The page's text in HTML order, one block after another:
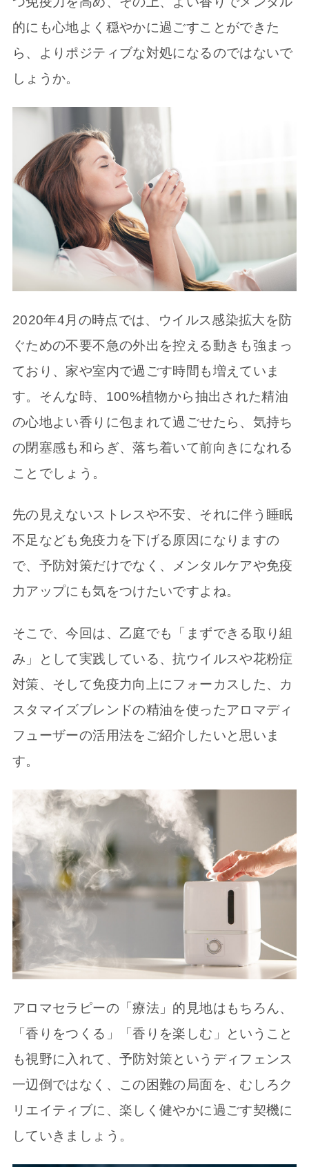
的にも心地よく穏やかに過ごすことができた
ら、よりポジティブな対処になるのではないで
しょうか。
2020年4月の時点では、ウイルス感染拡大を防
ぐための不要不急の外出を控える動きも強まっ
ており、家や室内で過ごす時間も増えていま
す。そんな時、100%植物から抽出された精油
の心地よい香りに包まれて過ごせたら、気持ち
の閉塞感も和らぎ、落ち着いて前向きになれる
ことでしょう。
先の見えないストレスや不安、それに伴う睡眠
不足なども免疫力を下げる原因になりますの
で、予防対策だけでなく、メンタルケアや免疫
力アップにも気をつけたいですよね。
そこで、今回は、乙庭でも「まずできる取り組
み」として実践している、抗ウイルスや花粉症
対策、そして免疫力向上にフォーカスした、カ
スタマイズブレンドの精油を使ったアロマディ
フューザーの活用法をご紹介したいと思いま
す。
アロマセラピーの「療法」的見地はもちろん、
「香りをつくる」「香りを楽しむ」ということ
も視野に入れて、予防対策というディフェンス
一辺倒ではなく、この困難の局面を、むしろク
リエイティブに、楽しく健やかに過ごす契機に
していきましょう。